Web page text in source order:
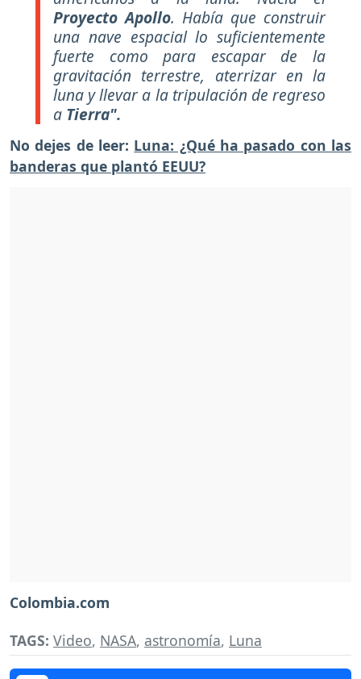
Proyecto Apollo. Había que construir
una nave espacial lo suficientemente
fuerte como para escapar de la
gravitación terrestre, aterrizar en la
luna y llevar a la tripulación de regreso
a Tierra".
No dejes de leer: Luna: ¿Qué ha pasado con las
banderas que plantó EEUU?
Colombia.com
TAGS: Video, NASA, astronomía, Luna